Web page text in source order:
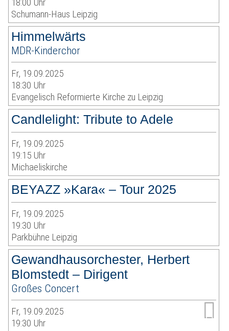
Schumann-Haus Leipzig
Himmelwärts
MDR-Kinderchor
Fr, 19.09.2025
18:30 Uhr
Evangelisch Reformierte Kirche zu Leipzig
Candlelight: Tribute to Adele
Fr, 19.09.2025
19:15 Uhr
Michaeliskirche
BEYAZZ »Kara« – Tour 2025
Fr, 19.09.2025
19:30 Uhr
Parkbühne Leipzig
Gewandhausorchester, Herbert
Blomstedt – Dirigent
Großes Concert
Fr, 19.09.2025
19:30 Uhr